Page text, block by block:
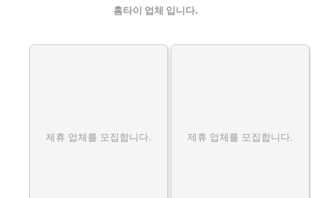
홈타이 업체 입니다.
제휴 업체를 모집합니다. 제휴 업체를 모집합니다.